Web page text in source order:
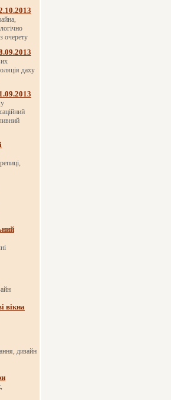
очерету
даху
вікна
дизайн